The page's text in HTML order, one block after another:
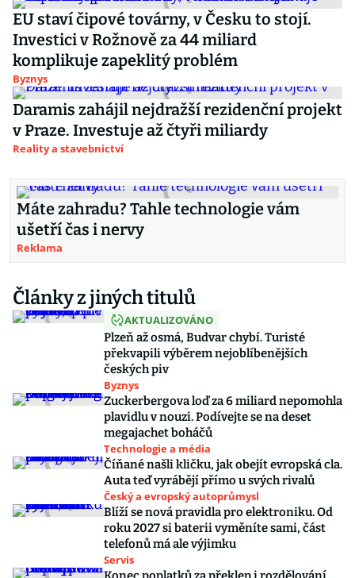
EU staví čipové továrny, v Česku to stojí.
Investici v Rožnově za 44 miliard
komplikuje zapeklitý problém
Byznys
Daramis zahájil nejdražší rezidenční projekt
v Praze. Investuje až čtyři miliardy
Reality a stavebnictví
Máte zahradu? Tahle technologie vám
ušetří čas i nervy
Reklama
Články z jiných titulů
AKTUALIZOVÁNO
Plzeň až osmá, Budvar chybí. Turisté
překvapili výběrem nejoblíbenějších
českých piv
Byznys
Zuckerbergova loď za 6 miliard nepomohla
plavidlu v nouzi. Podívejte se na deset
megajachet boháčů
Technologie a média
Číňané našli kličku, jak obejít evropská cla.
Auta teď vyrábějí přímo u svých rivalů
Český a evropský autoprůmysl
Blíží se nová pravidla pro elektroniku. Od
roku 2027 si baterii vyměníte sami, část
telefonů má ale výjimku
Servis